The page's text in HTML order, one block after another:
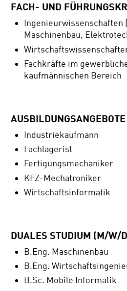
FACH- UND
Ingenieurwissenschaften
Maschinenbau,
Fachkräfte im
kaufmännischen Bereich
Industriekaufmann
Fachlagerist
Fertigungsmechaniker
KFZ-Mechatroniker
Wirtschaftsinformatik
DUALES STUDIUM (M/W/
B.Eng. Maschinenbau
B.Eng.
B.Sc. Mobile Informatik